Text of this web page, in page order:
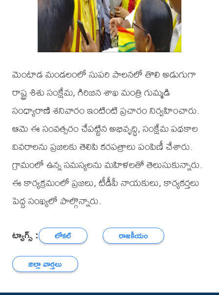
మెంటాడ మండలంలో సుపరి పాలనలో తొలి అడుగుగా
రాష్ట్ర శిశు సంక్షేమ, గిరిజన శాఖ మంత్రి గుమ్మడి
సంధ్యారాణి శనివారం ఇంటింటి ప్రచారం నిర్వహించారు.
ఆమె ఈ సంవత్సరం చేపట్టిన అభివృద్ధి, సంక్షేమ పథకాల
వివరాలను ప్రజలకు తెలిపి కరపత్రాలు పంపిణీ చేశారు.
గ్రామంలో ఉన్న సమస్యలను మహిళలతో తెలుసుకున్నారు.
ఈ కార్యక్రమంలో ప్రజలు, టీడీపీ నాయకులు, కార్యకర్తలు
పెద్ద సంఖ్యలో పాల్గొన్నారు.
ట్యాగ్స్ : లోకల్
రాజకీయం
జిల్లా వార్తలు